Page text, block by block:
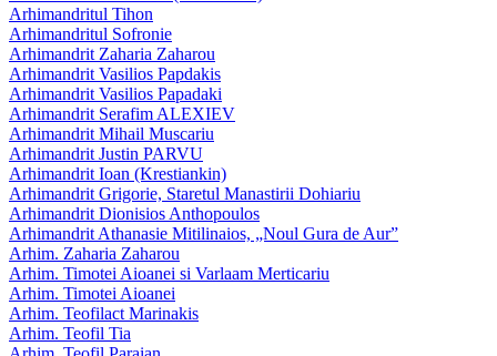
Arhimandritul Tihon
Arhimandritul Sofronie
Arhimandrit Zaharia Zaharou
Arhimandrit Vasilios Papdakis
Arhimandrit Vasilios Papadaki
Arhimandrit Serafim ALEXIEV
Arhimandrit Mihail Muscariu
Arhimandrit Justin PARVU
Arhimandrit Ioan (Krestiankin)
Arhimandrit Grigorie, Staretul Manastirii Dohiariu
Arhimandrit Dionisios Anthopoulos
Arhimandrit Athanasie Mitilinaios, „Noul Gura de Aur”
Arhim. Zaharia Zaharou
Arhim. Timotei Aioanei si Varlaam Merticariu
Arhim. Timotei Aioanei
Arhim. Teofilact Marinakis
Arhim. Teofil Tia